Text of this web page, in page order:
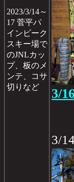
2023/3/14～
17 菅平パ
インビーク
スキー場で
のJNLカッ
プ、板のメ
ンテ、コサ
切りなど
3/
3/